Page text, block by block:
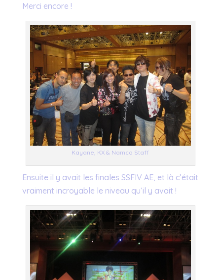
Merci encore !
Kayane, KX & Namco Staff
Ensuite il y avait les finales SSFIV AE, et là c’était
vraiment incroyable le niveau qu’il y avait !